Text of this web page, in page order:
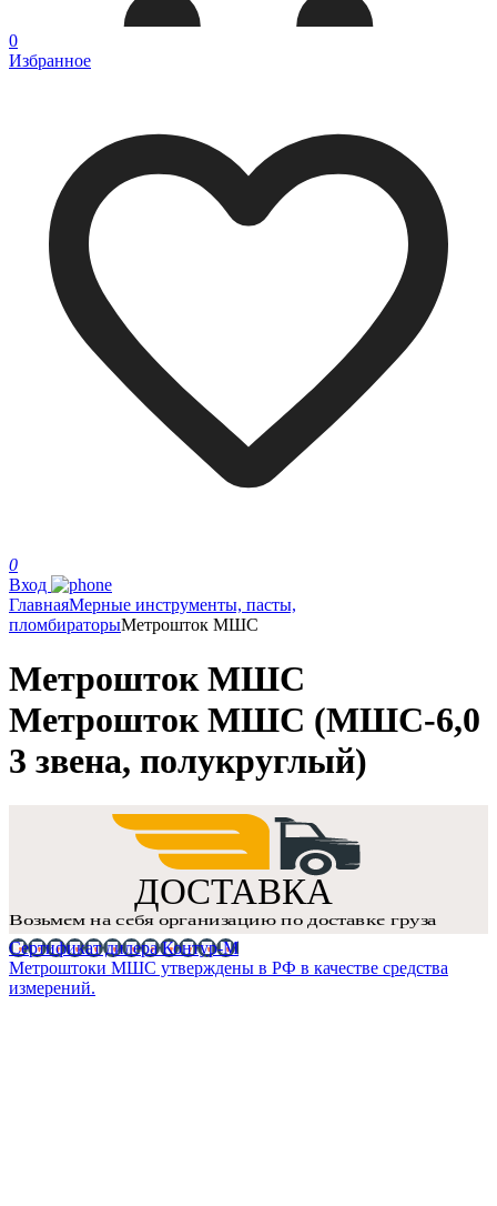
0
Избранное
0
Вход
ГлавнаяМерные инструменты, пасты,
пломбираторыМетрошток МШС
Метрошток МШС
Метрошток МШС (МШС-6,0
3 звена, полукруглый)
Сертификат дилера Контур-М
Метроштоки МШС утверждены в РФ в качестве средства
измерений.